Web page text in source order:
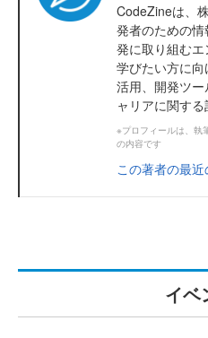
CodeZineは、
発者のための
発に取り組む
学びたい方に
活用、開発ツ
ャリアに関する
※プロフィールは、執
の内容です
この著者の最
イベ